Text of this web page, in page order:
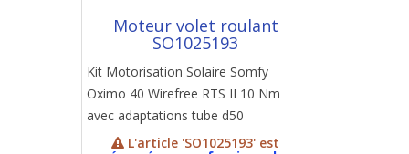
Moteur volet roulant
SO1025193
Kit Motorisation Solaire Somfy
Oximo 40 Wirefree RTS II 10 Nm
avec adaptations tube d50
L'article 'SO1025193' est